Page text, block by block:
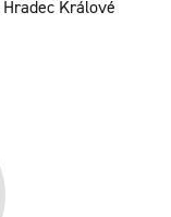
Králové